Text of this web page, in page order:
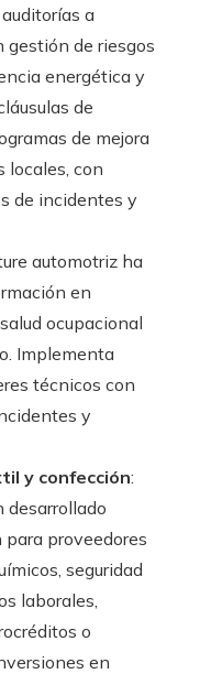
a
gestión de riesgos
energética y
de
de mejora
locales, con
de incidentes y
automotriz ha
en
ocupacional
Implementa
técnicos con
y
y confección:
desarrollado
proveedores
seguridad
laborales,
o
en